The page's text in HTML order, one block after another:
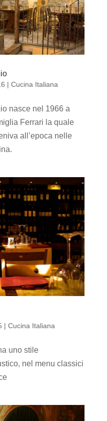
| Cucina Italiana
nasce nel 1966 a
Ferrari la quale
all’epoca nelle
| Cucina Italiana
uno stile
nel menu classici